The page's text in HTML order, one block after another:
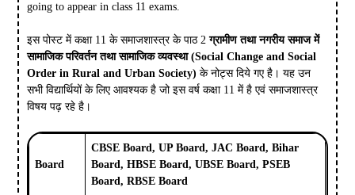
going to appear in class 11 exams.
इस पोस्ट में कक्षा 11 के समाजशास्त्र के पाठ 2ग्रामीण तथा नगरीय समाज में
सामाजिक परिवर्तन तथा सामाजिक व्यवस्था (Social Change and Social
Order in Rural and Urban Society) के नोट्स दिये गए है। यह उन
सभी विद्यार्थियों के लिए आवश्यक है जो इस वर्ष कक्षा 11 में है एवं समाजशास्त्र
विषय पढ़ रहे है।
Board
CBSE Board, UP Board, JAC Board, Bihar
Board, HBSE Board, UBSE Board, PSEB
Board, RBSE Board